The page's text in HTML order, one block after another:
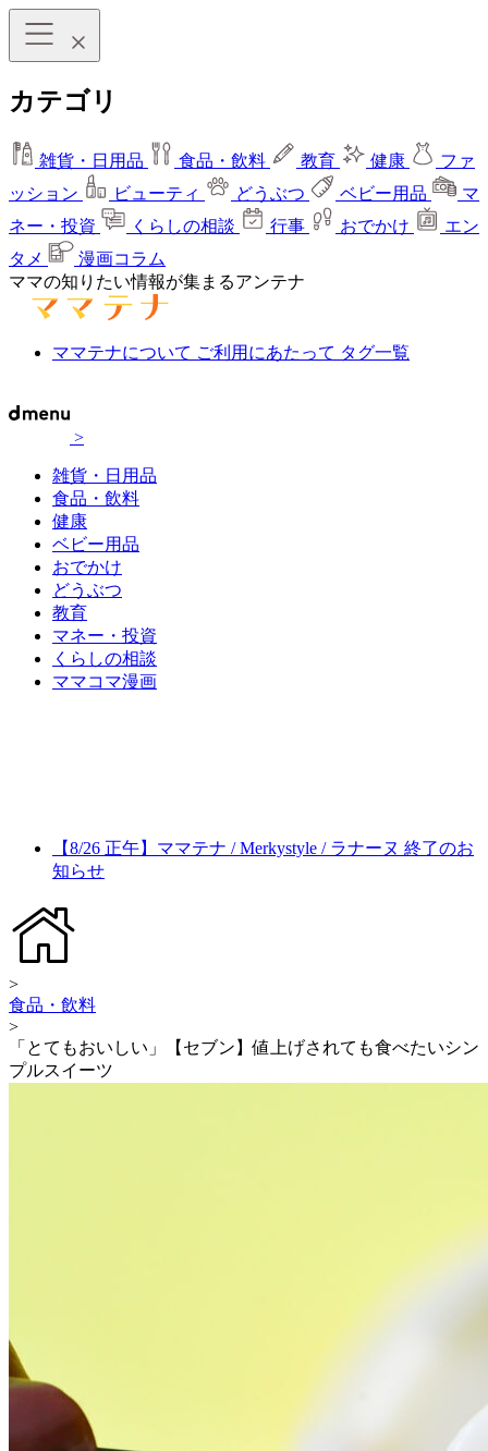
カテゴリ
雑貨・日用品 食品・飲料 教育 健康
ファ
ッション
ビューティ どうぶつ ベビー用品
マ
ネー・投資
くらしの相談 行事 おでかけ
エン
タメ
漫画コラム
ママの知りたい情報が集まるアンテナ
ママテナについて ご利用にあたって タグ一覧
>
雑貨・日用品
食品・飲料
健康
ベビー用品
おでかけ
どうぶつ
教育
マネー・投資
くらしの相談
ママコマ漫画
【8/26 正午】ママテナ / Merkystyle / ラナーヌ 終了のお
知らせ
>
食品・飲料
>
「とてもおいしい」【セブン】値上げされても食べたいシン
プルスイーツ